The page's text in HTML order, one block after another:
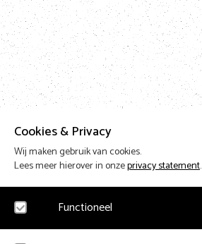
Cookies & Privacy
Wij maken gebruik van cookies.
Lees meer hierover in onzeprivacy statement.
Functioneel